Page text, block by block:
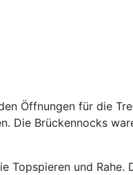
Öffnungen für die
Die Brückennocks
Topspieren und Rahe.